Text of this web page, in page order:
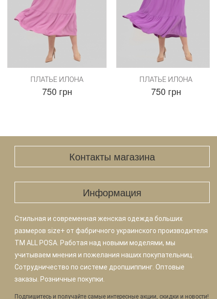
ПЛАТЬЕ ИЛОНА
750 грн
ПЛАТЬЕ ИЛОНА
750 грн
Контакты магазина
Информация
Стильная и современная женская одежда больших
размеров size+ от фабричного украинского производителя
TM ALL POSA. Работая над новыми моделями, мы
учитываем мнения и пожелания наших покупательниц.
Сотрудничество по системе дропшиппинг. Оптовые
заказы. Розничные покупки.
Подпишитесь и получайте самые интересные акции, скидки и новости!